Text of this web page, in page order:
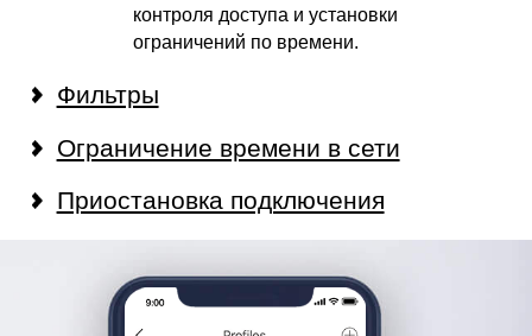
контроля доступа и установки
ограничений по времени.
Фильтры
Ограничение времени в сети
Приостановка подключения